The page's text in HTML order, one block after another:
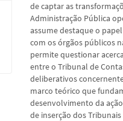
de captar as
Administração Pública
assume destaque o
com os órgãos públicos
permite questionar
entre o Tribunal de
deliberativos
marco teórico que
desenvolvimento da
de inserção dos